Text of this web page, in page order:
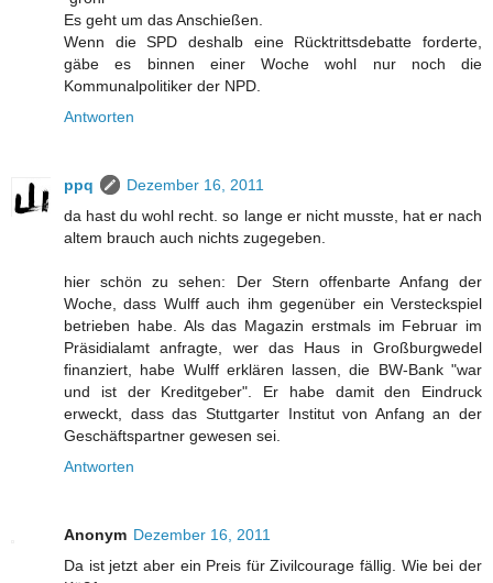
Es geht um das Anschießen.
Wenn die SPD deshalb eine Rücktrittsdebatte forderte,
gäbe es binnen einer Woche wohl nur noch die
Kommunalpolitiker der NPD.
Antworten
ppq
Dezember 16, 2011
da hast du wohl recht. so lange er nicht musste, hat er nach
altem brauch auch nichts zugegeben.
hier schön zu sehen: Der Stern offenbarte Anfang der
Woche, dass Wulff auch ihm gegenüber ein Versteckspiel
betrieben habe. Als das Magazin erstmals im Februar im
Präsidialamt anfragte, wer das Haus in Großburgwedel
finanziert, habe Wulff erklären lassen, die BW-Bank "war
und ist der Kreditgeber". Er habe damit den Eindruck
erweckt, dass das Stuttgarter Institut von Anfang an der
Geschäftspartner gewesen sei.
Antworten
Anonym Dezember 16, 2011
Da ist jetzt aber ein Preis für Zivilcourage fällig. Wie bei der